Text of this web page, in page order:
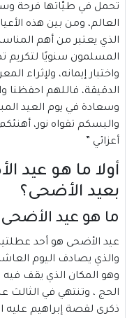
تحمل في طيّاتها فرحة
العالم، ومن بين هذه
الذي يعتبر من أهم
المسلمون سنويًا لتكريم
واختبار إيمانه، ولإثراء
الدقيقة، فاللهم احفظنا
وسعادة في يوم العيد
والبسكم تقواه نور،
أعزائي ”
أولا ما هو عيد
بعيد الأضحى؟
ما هو عيد
عيد الأضحى هو أحد
والذي يصادف اليوم
وهو المكان الذي يقف
الحج ، وتنتهي في
ذكرى لقصة إبراهيم عليه